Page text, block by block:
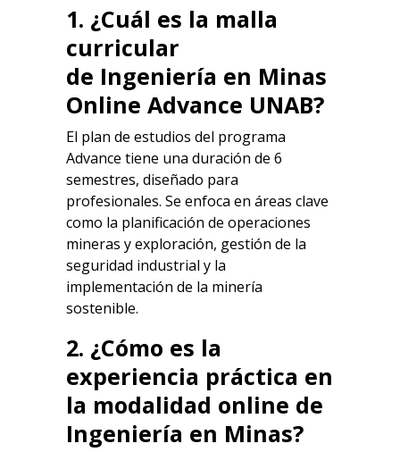
1. ¿Cuál es la malla
curricular
de Ingeniería en Minas
Online Advance UNAB?
El plan de estudios del programa
Advance tiene una duración de 6
semestres, diseñado para
profesionales. Se enfoca en áreas clave
como la planificación de operaciones
mineras y exploración, gestión de la
seguridad industrial y la
implementación de la minería
sostenible.
2. ¿Cómo es la
experiencia práctica en
la modalidad online de
Ingeniería en Minas?